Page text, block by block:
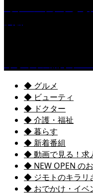
◆ グルメ
◆ ビューティ
◆ ドクター
◆ 介護・福祉
◆ 暮らす
◆ 新着番組
◆ 動画で見る！求
◆ NEW OPEN の
◆ ジモトのキラリ
◆ おでかけ・イベ